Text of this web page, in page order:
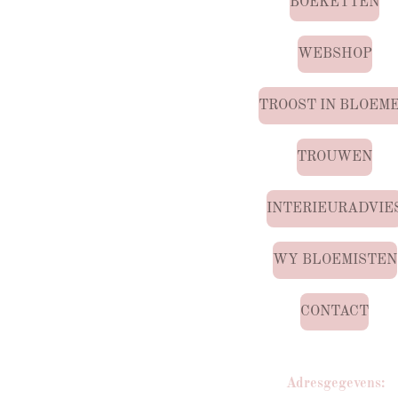
WEBSHOP
TROOST IN
TROUWEN
WY BLOEMISTEN
CONTACT
Adresgegevens: